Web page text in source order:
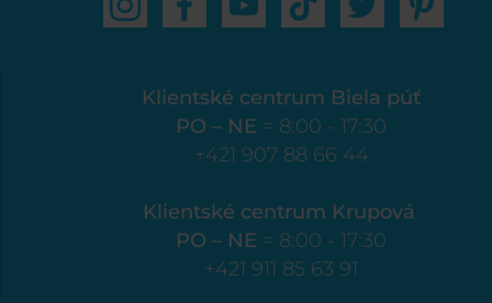
Klientské centrum Biela púť
PO – NE = 8:00 - 17:30
+421 907 88 66 44
Klientské centrum Krupová
PO – NE = 8:00 - 17:30
+421 911 85 63 91